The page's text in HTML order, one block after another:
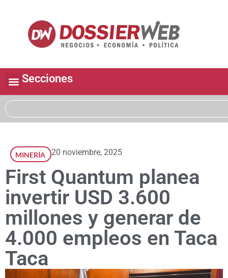
Secciones
MINERÍA 20 noviembre, 2025
First Quantum planea
invertir USD 3.600
millones y generar de
4.000 empleos en Taca
Taca